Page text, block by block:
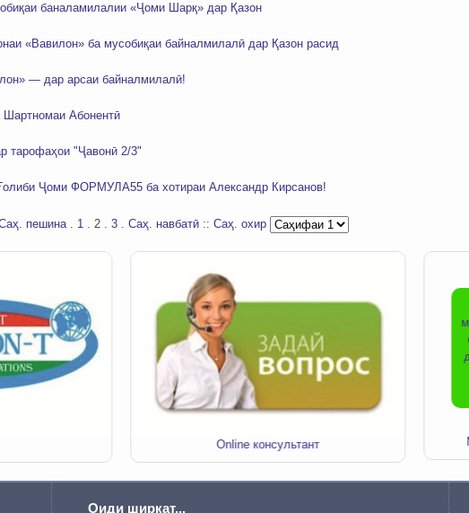
баналамилалии «Ҷоми Шарқ» дар Қазон
«Вавилон» ба мусобиқаи байналмилалӣ дар Қазон расид
— дар арсаи байналмилалӣ!
Шартномаи Абонентӣ
тарофаҳои "Ҷавонӣ 2/3"
Ҷоми ФОРМУЛА55 ба хотираи Александр Кирсанов!
пешина 1 2 3 Саҳ. навбатӣ :: Саҳ. охир
Online консультант
Оиди ширкат...